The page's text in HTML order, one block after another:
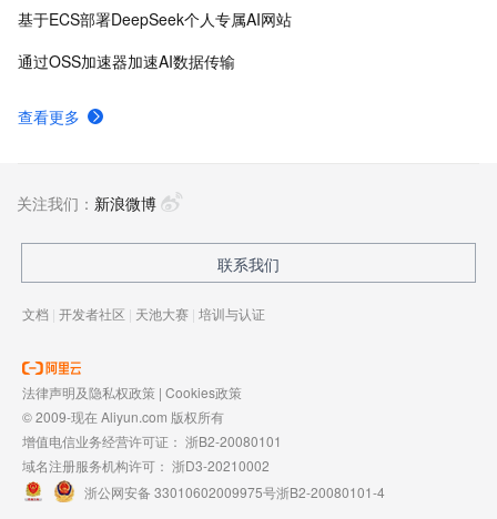
基于ECS部署DeepSeek个人专属AI网站
通过OSS加速器加速AI数据传输
查看更多
关注我们： 新浪微博
联系我们
文档 | 开发者社区 | 天池大赛 | 培训与认证
法律声明及隐私权政策 | Cookies政策
© 2009-现在 Aliyun.com 版权所有
增值电信业务经营许可证： 浙B2-20080101
域名注册服务机构许可： 浙D3-20210002
浙公网安备 33010602009975号浙B2-20080101-4